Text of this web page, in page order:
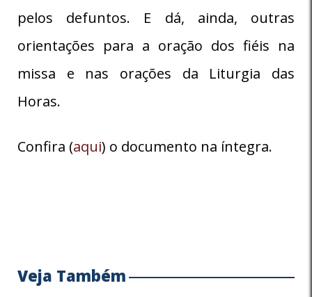
pelos defuntos. E dá, ainda, outras
orientações para a oração dos fiéis na
missa e nas orações da Liturgia das
Horas.
Confira (aqui) o documento na íntegra.
Veja Também